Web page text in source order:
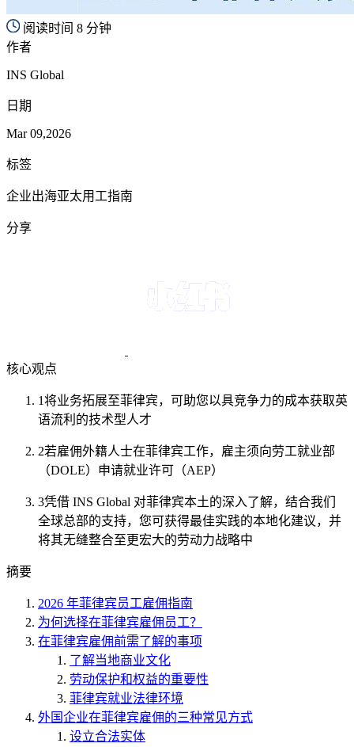
阅读时间 8 分钟
作者
INS Global
日期
Mar 09,2026
标签
企业出海亚太用工指南
分享
核心观点
1将业务拓展至菲律宾，可助您以具竞争力的成本获取英
语流利的技术型人才
2若雇佣外籍人士在菲律宾工作，雇主须向劳工就业部
（DOLE）申请就业许可（AEP）
3凭借 INS Global 对菲律宾本土的深入了解，结合我们
全球总部的支持，您可获得最佳实践的本地化建议，并
将其无缝整合至更宏大的劳动力战略中
摘要
2026 年菲律宾员工雇佣指南
为何选择在菲律宾雇佣员工？
在菲律宾雇佣前需了解的事项
了解当地商业文化
劳动保护和权益的重要性
菲律宾就业法律环境
外国企业在菲律宾雇佣的三种常见方式
设立合法实体